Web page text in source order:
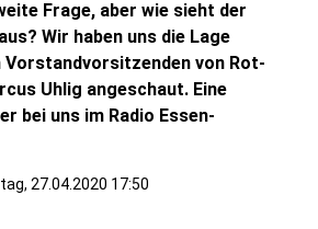
Frage, aber wie sieht der
Wir haben uns die Lage
Vorstandvorsitzenden von Rot-
Uhlig angeschaut. Eine
bei uns im Radio Essen-
27.04.2020 17:50